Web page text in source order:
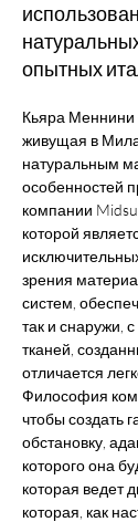
опытных
Кьяра Меннини
живущая в
натуральным
особенностей
компании
которой
зрения
систем,
так и снаружи,
тканей,
отличается
Философия
чтобы создать
обстановку,
которого она
которая ведет
которая, как